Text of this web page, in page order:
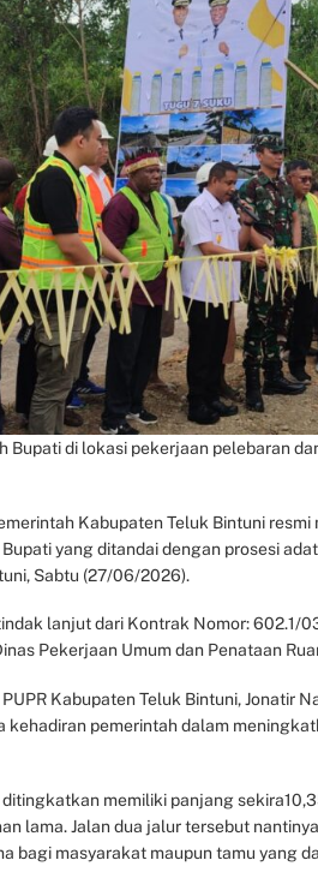
di lokasi pekerjaan pelebaran
Kabupaten Teluk Bintuni
yang ditandai dengan prosesi
Sabtu (27/06/2026).
lanjut dari Kontrak Nomor: 602.1/
Pekerjaan Umum dan Penataan
Kabupaten Teluk Bintuni, Jonatir
kehadiran pemerintah dalam
memiliki panjang
lama. Jalan dua jalur tersebut
bagi masyarakat maupun tamu yang